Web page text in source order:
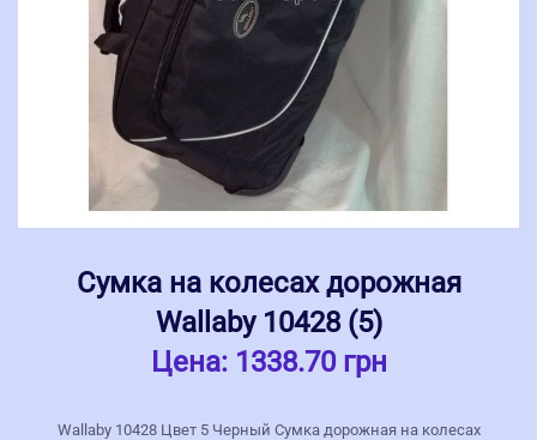
Сумка на колесах дорожная
Wallaby 10428 (5)
Цена: 1338.70 грн
Wallaby 10428 Цвет 5 Черный Сумка дорожная на колесах